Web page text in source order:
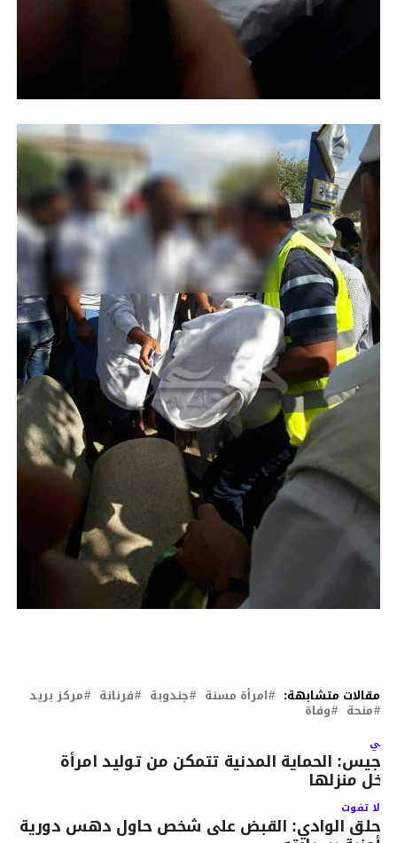
مقالات متشابهة: امرأة مسنة جندوبة فرنانة مركز بريد
منحة وفاة
الحماية المدنية تتمكن من توليد امرأة
منزلها
لا تفوت
حلق الوادي: القبض على شخص حاول دهس دورية